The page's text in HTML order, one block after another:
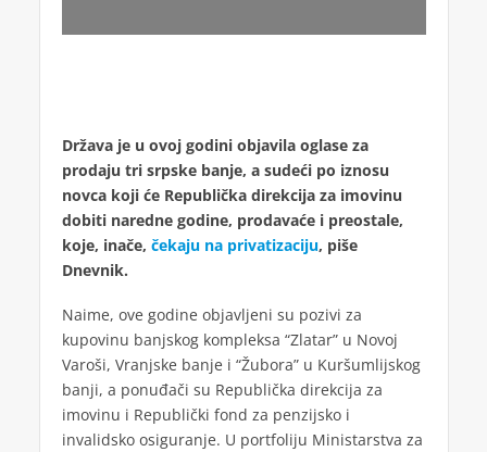
Država je u ovoj godini objavila oglase za
prodaju tri srpske banje, a sudeći po iznosu
novca koji će Republička direkcija za imovinu
dobiti naredne godine, prodavaće i preostale,
koje, inače, čekaju na privatizaciju, piše
Dnevnik.
Naime, ove godine objavljeni su pozivi za
kupovinu banjskog kompleksa “Zlatar” u Novoj
Varoši, Vranjske banje i “Žubora” u Kuršumlijskog
banji, a ponuđači su Republička direkcija za
imovinu i Republički fond za penzijsko i
invalidsko osiguranje. U portfoliju Ministarstva za